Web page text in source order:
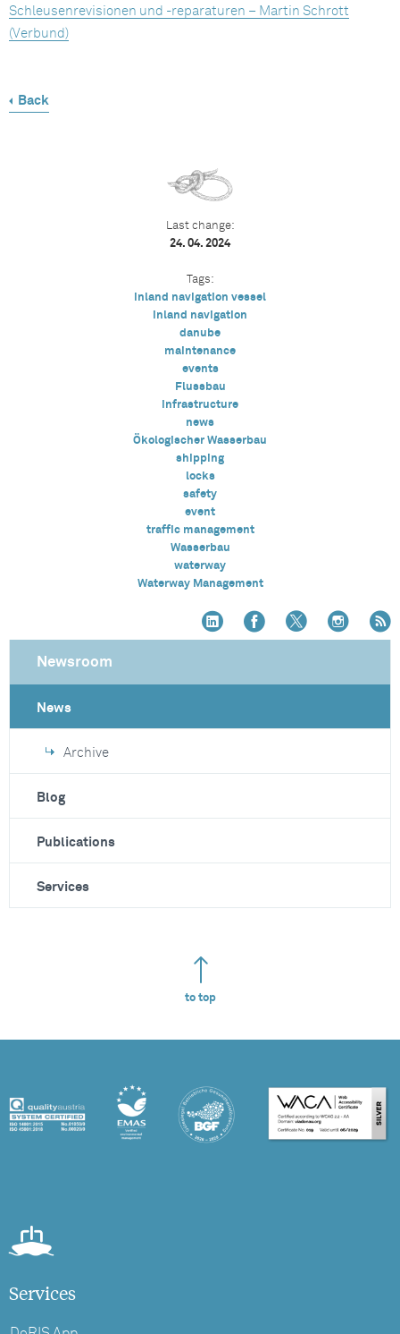
Schleusenrevisionen und -reparaturen – Martin Schrott
(Verbund)
Back
Last change:
24. 04. 2024
Tags:
inland navigation vessel
inland navigation
danube
maintenance
events
Flussbau
infrastructure
news
Ökologischer Wasserbau
shipping
locks
safety
event
traffic management
Wasserbau
waterway
Waterway Management
Newsroom
News
Archive
Blog
Publications
Services
to top
Services